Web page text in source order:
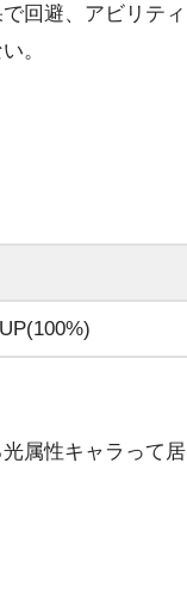
回避、アビリティ
。
属性キャラって居